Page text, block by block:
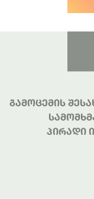
Გამოცემის
Პირადი